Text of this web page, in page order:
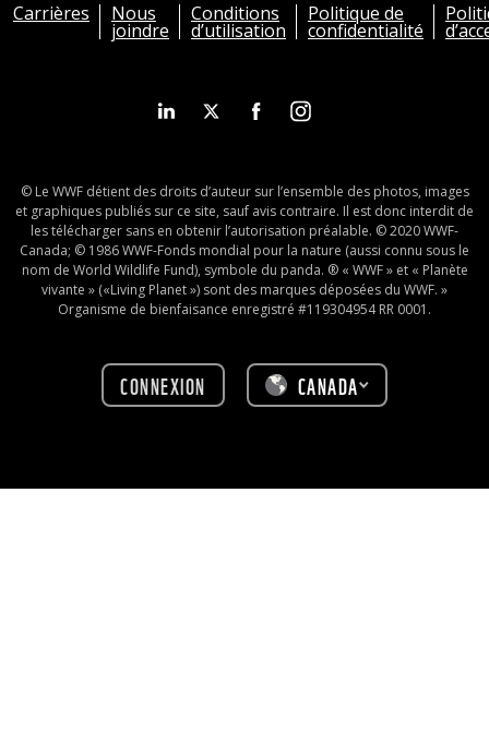
Carrières Nous
joindre
Conditions
d’utilisation
Politique de
confidentialité
© Le WWF détient des droits d’auteur sur l’ensemble des photos, images
et graphiques publiés sur ce site, sauf avis contraire. Il est donc interdit de
les télécharger sans en obtenir l’autorisation préalable. © 2020 WWF-
Canada; © 1986 WWF-Fonds mondial pour la nature (aussi connu sous le
nom de World Wildlife Fund), symbole du panda. ® « WWF » et « Planète
vivante » («Living Planet ») sont des marques déposées du WWF. »
Organisme de bienfaisance enregistré #119304954 RR 0001.
CONNEXION CANADA